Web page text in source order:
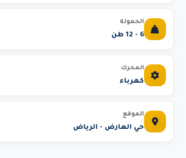
الحمولة
6 - 12 طن
المحرك
كهرباء
الموقع
حي العارض - الرياض